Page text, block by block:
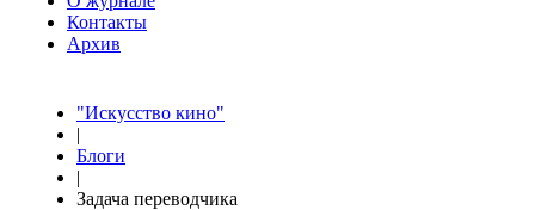
Контакты
Архив
"Искусство кино"
|
Блоги
|
Задача переводчика